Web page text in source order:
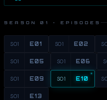
SEASON 01 · EPISODES
S01 E01 S01 E02
S01 E05 S01 E06
S01 E09 S01 E10
S01 E13